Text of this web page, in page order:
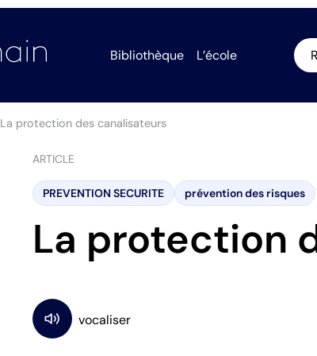
Bibliothèque L’école
La protection des canalisateurs
ARTICLE
PREVENTION SECURITE prévention des risques
La protection